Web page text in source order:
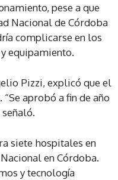
pese a que
Nacional de Córdoba
complicarse en los
equipamiento.
Pizzi, explicó que el
aprobó a fin de año
siete hospitales en
en Córdoba.
y tecnología